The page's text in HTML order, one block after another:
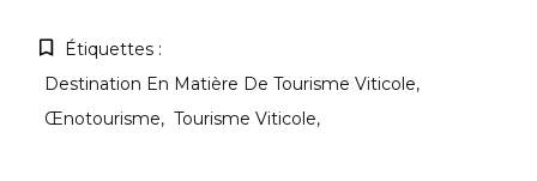
Étiquettes :
Destination En Matière De Tourisme Viticole
Œnotourisme
Tourisme Viticole